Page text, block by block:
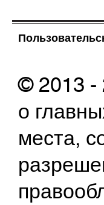
© 2013 -
о
места,